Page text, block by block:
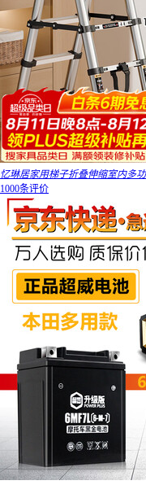
忆琳居家用梯子折叠伸缩室内多
1000条评价